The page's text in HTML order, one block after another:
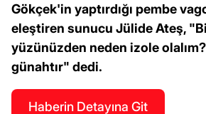
Gökçek'in yaptırdığı pembe
eleştiren sunucu Jülide Ateş,
yüzünüzden neden izole olalım?
günahtır" dedi.
Haberin Detayına Git